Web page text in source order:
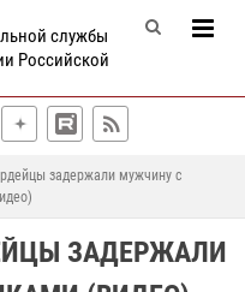
службы
Российской
задержали мужчину с
ЗАДЕРЖАЛИ